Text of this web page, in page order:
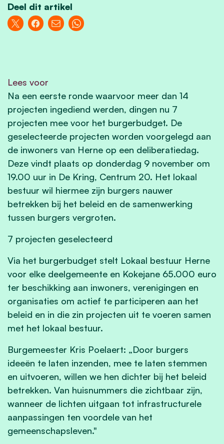
Deel dit artikel
Lees voor
Na een eerste ronde waarvoor meer dan 14
projecten ingediend werden, dingen nu 7
projecten mee voor het burgerbudget. De
geselecteerde projecten worden voorgelegd aan
de inwoners van Herne op een deliberatiedag.
Deze vindt plaats op donderdag 9 november om
19.00 uur in De Kring, Centrum 20. Het lokaal
bestuur wil hiermee zijn burgers nauwer
betrekken bij het beleid en de samenwerking
tussen burgers vergroten.
7 projecten geselecteerd
Via het burgerbudget stelt Lokaal bestuur Herne
voor elke deelgemeente en Kokejane 65.000 euro
ter beschikking aan inwoners, verenigingen en
organisaties om actief te participeren aan het
beleid en in die zin projecten uit te voeren samen
met het lokaal bestuur.
Burgemeester Kris Poelaert: „Door burgers
ideeën te laten inzenden, mee te laten stemmen
en uitvoeren, willen we hen dichter bij het beleid
betrekken. Van huisnummers die zichtbaar zijn,
wanneer de lichten uitgaan tot infrastructurele
aanpassingen ten voordele van het
gemeenschapsleven."